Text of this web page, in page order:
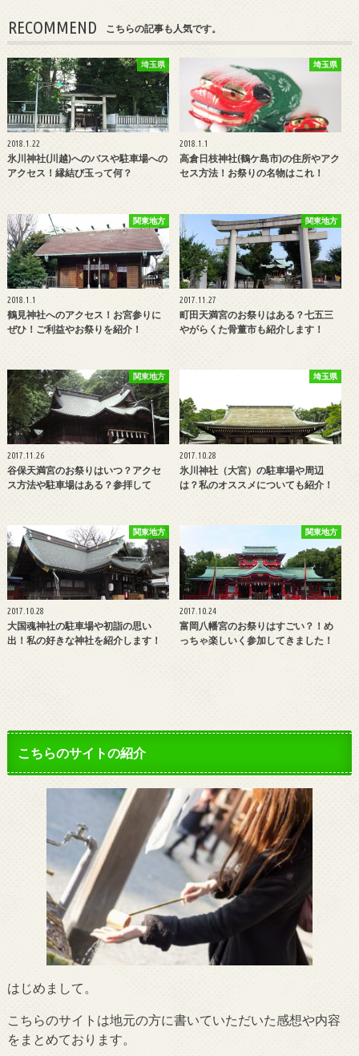
RECOMMEND こちらの記事も人気です。
埼玉県
2018.1.22
氷川神社(川越)へのバスや駐車場への
アクセス！縁結び玉って何？
埼玉県
2018.1.1
高倉日枝神社(鶴ケ島市)の住所やアク
セス方法！お祭りの名物はこれ！
関東地方
2018.1.1
鶴見神社へのアクセス！お宮参りに
ぜひ！ご利益やお祭りを紹介！
関東地方
2017.11.27
町田天満宮のお祭りはある？七五三
やがらくた骨董市も紹介します！
関東地方
2017.11.26
谷保天満宮のお祭りはいつ？アクセ
ス方法や駐車場はある？参拝して
埼玉県
2017.10.28
氷川神社（大宮）の駐車場や周辺
は？私のオススメについても紹介！
関東地方
2017.10.28
大国魂神社の駐車場や初詣の思い
出！私の好きな神社を紹介します！
関東地方
2017.10.24
富岡八幡宮のお祭りはすごい？！め
っちゃ楽しいく参加してきました！
こちらのサイトの紹介
はじめまして。
こちらのサイトは地元の方に書いていただいた感想や内容
をまとめております。